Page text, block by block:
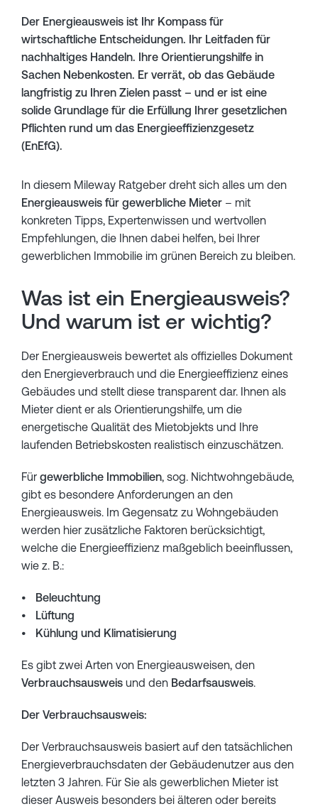
Der Energieausweis ist Ihr Kompass für
wirtschaftliche Entscheidungen. Ihr Leitfaden für
nachhaltiges Handeln. Ihre Orientierungshilfe in
Sachen Nebenkosten. Er verrät, ob das Gebäude
langfristig zu Ihren Zielen passt – und er ist eine
solide Grundlage für die Erfüllung Ihrer gesetzlichen
Pflichten rund um das Energieeffizienzgesetz
(EnEfG).
In diesem Mileway Ratgeber dreht sich alles um den
Energieausweis für gewerbliche Mieter – mit
konkreten Tipps, Expertenwissen und wertvollen
Empfehlungen, die Ihnen dabei helfen, bei Ihrer
gewerblichen Immobilie im grünen Bereich zu bleiben.
Was ist ein Energieausweis?
Und warum ist er wichtig?
Der Energieausweis bewertet als offizielles Dokument
den Energieverbrauch und die Energieeffizienz eines
Gebäudes und stellt diese transparent dar. Ihnen als
Mieter dient er als Orientierungshilfe, um die
energetische Qualität des Mietobjekts und Ihre
laufenden Betriebskosten realistisch einzuschätzen.
Für gewerbliche Immobilien, sog. Nichtwohngebäude,
gibt es besondere Anforderungen an den
Energieausweis. Im Gegensatz zu Wohngebäuden
werden hier zusätzliche Faktoren berücksichtigt,
welche die Energieeffizienz maßgeblich beeinflussen,
wie z. B.:
Beleuchtung
Lüftung
Kühlung und Klimatisierung
Es gibt zwei Arten von Energieausweisen, den
Verbrauchsausweis und den Bedarfsausweis.
Der Verbrauchsausweis:
Der Verbrauchsausweis basiert auf den tatsächlichen
Energieverbrauchsdaten der Gebäudenutzer aus den
letzten 3 Jahren. Für Sie als gewerblichen Mieter ist
dieser Ausweis besonders bei älteren oder bereits